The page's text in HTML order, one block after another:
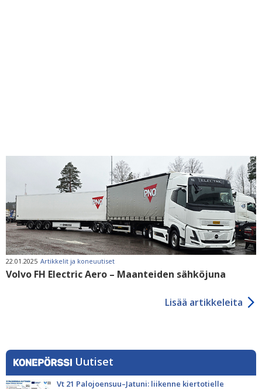
22.01.2025 Artikkelit ja koneuutiset
Volvo FH Electric Aero – Maanteiden sähköjuna
Lisää artikkeleita
Uutiset
Vt 21 Palojoensuu–Jatuni: liikenne kiertotielle